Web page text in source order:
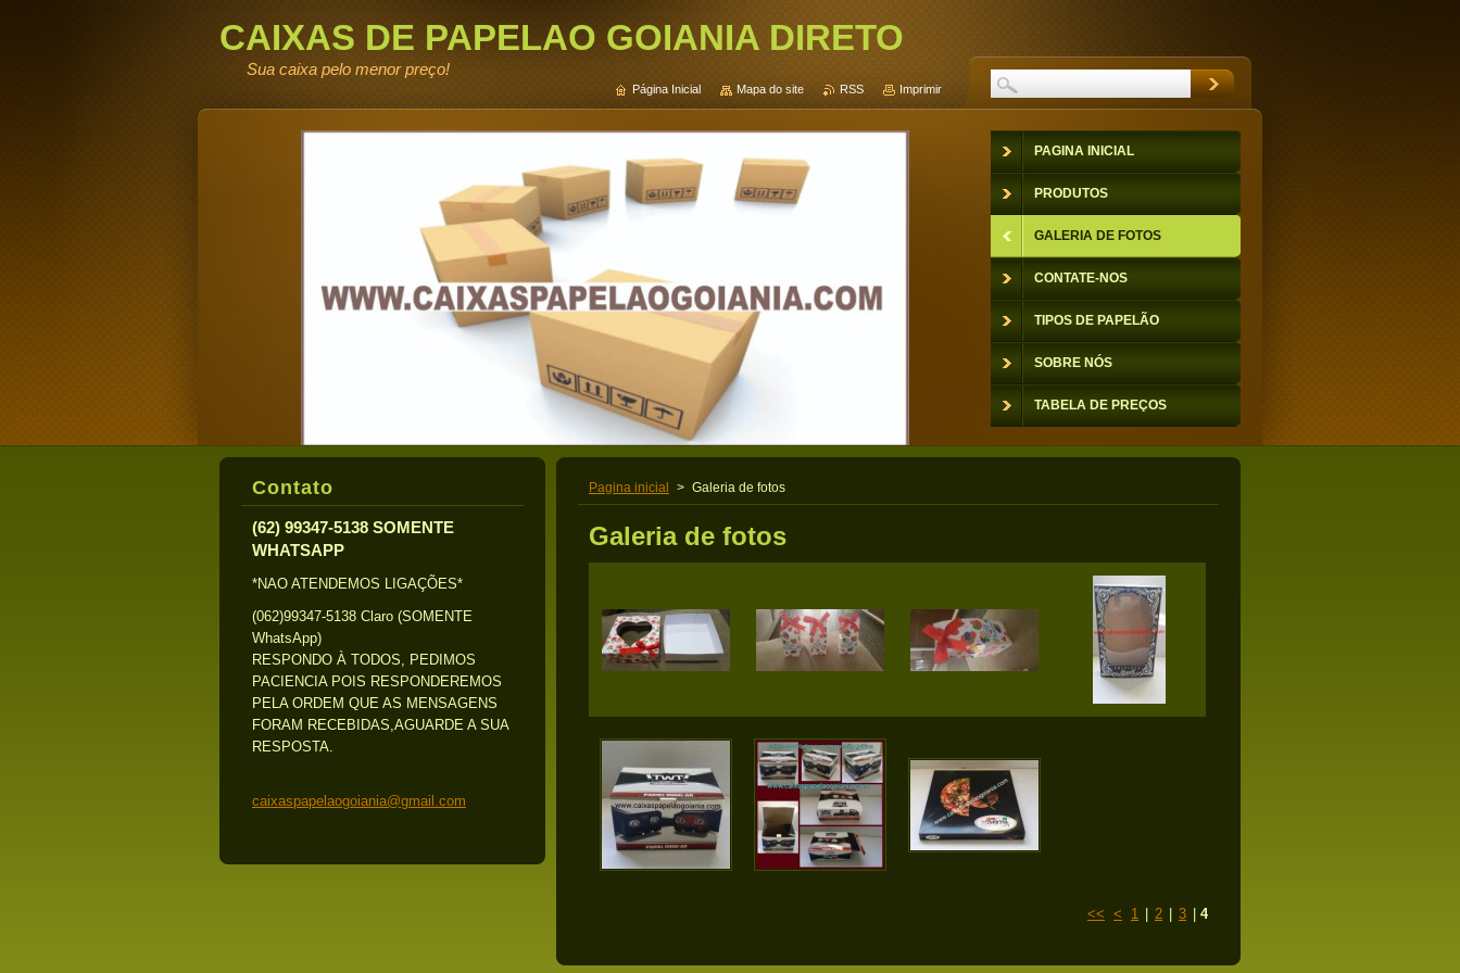
CAIXAS DE PAPELAO GOIANIA DIRETO
DE FABRICA
Sua caixa pelo menor preço!
Pagina inicial > Galeria de fotos
Galeria de fotos
<< < 1 2 3 4
Contato
(62) 99347-5138 SOMENTE
WHATSAPP
*NAO ATENDEMOS LIGAÇÕES*
(062)99347-5138 Claro (SOMENTE
WhatsApp)
RESPONDO À TODOS, PEDIMOS
PACIENCIA POIS RESPONDEREMOS
PELA ORDEM QUE AS MENSAGENS
FORAM RECEBIDAS,AGUARDE A SUA
RESPOSTA.
caixaspapelaogoiania@gmail.com
PAGINA INICIAL
PRODUTOS
GALERIA DE FOTOS
CONTATE-NOS
TIPOS DE PAPELÃO
SOBRE NÓS
TABELA DE PREÇOS
Página Inicial Mapa do site RSS Imprimir